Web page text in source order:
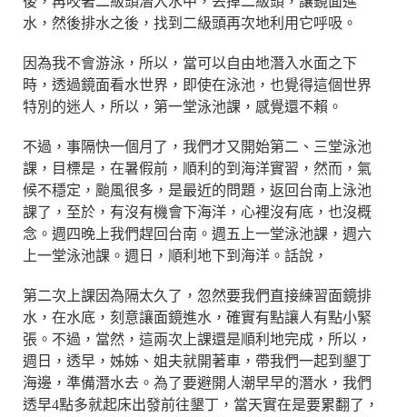
水，然後排水之後，找到二級頭再次地利用它呼吸。
因為我不會游泳，所以，當可以自由地潛入水面之下
時，透過鏡面看水世界，即使在泳池，也覺得這個世界
特別的迷人，所以，第一堂泳池課，感覺還不賴。
不過，事隔快一個月了，我們才又開始第二、三堂泳池
課，目標是，在暑假前，順利的到海洋實習，然而，氣
候不穩定，颱風很多，是最近的問題，返回台南上泳池
課了，至於，有沒有機會下海洋，心裡沒有底，也沒概
念。週四晚上我們趕回台南。週五上一堂泳池課，週六
上一堂泳池課。週日，順利地下到海洋。話說，
第二次上課因為隔太久了，忽然要我們直接練習面鏡排
水，在水底，刻意讓面鏡進水，確實有點讓人有點小緊
張。不過，當然，這兩次上課還是順利地完成，所以，
週日，透早，姊姊、姐夫就開著車，帶我們一起到墾丁
海邊，準備潛水去。為了要避開人潮早早的潛水，我們
透早4點多就起床出發前往墾丁，當天實在是要累翻了，